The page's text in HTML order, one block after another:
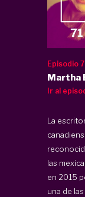
Episodio
Martha
Ir al
La
las
en 2015
una de